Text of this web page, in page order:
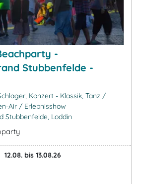
-
Stubbenfelde -
Konzert - Klassik, Tanz /
Air / Erlebnisshow
Stubbenfelde, Loddin
12.08. bis 13.08.26